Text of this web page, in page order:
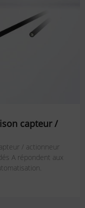
capteur /
/ actionneur
A répondent aux